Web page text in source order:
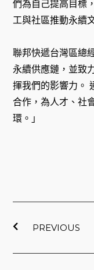
們為自己提高目標
工與社區推動永續
聯邦快遞台灣區總
永續供應鏈，並致
揮我們的影響力。
合作，為人才、社
環。」
PREVIOUS